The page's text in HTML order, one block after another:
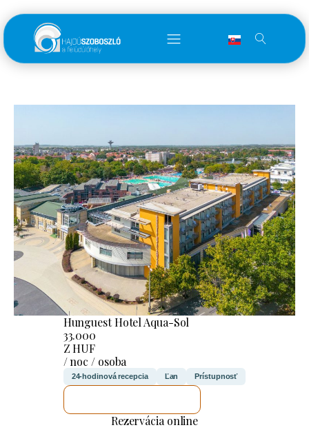
Hunguest Hotel Aqua-Sol
33.000
Z HUF
/ noc / osoba
24-hodinová recepcia Ľan Prístupnosť
Rezervácia online